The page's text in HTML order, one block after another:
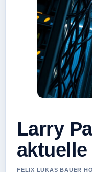
Larry
FELIX LUKAS BAUER